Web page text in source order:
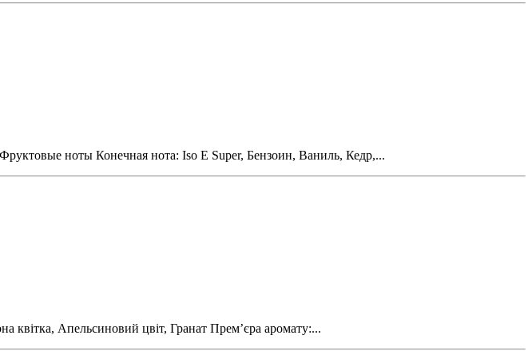
ноты Конечная нота: Iso E Super, Бензоин, Ваниль, Кедр,...
квітка, Апельсиновий цвіт, Гранат Прем’єра аромату:...